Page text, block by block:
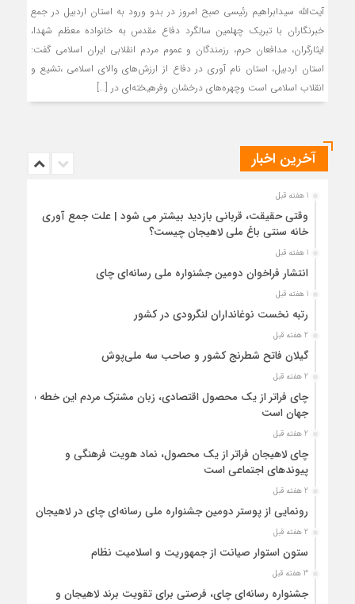
آیت‌الله سیدابراهیم رئیسی صبح امروز در بدو ورود به استان اردبیل در جمع
خبرنگاران با تبریک چهلمین سالگرد دفاع مقدس به خانواده معظم شهدا،
ایثارگران، مدافعان حرم، رزمندگان و عموم مردم انقلابی ایران اسلامی گفت:
استان اردبیل، استان نام آوری در دفاع از ارزش‌های والای اسلامی ،تشیع و
انقلاب اسلامی است وچهره‌های درخشان وفرهیخته‌ای در […]
آخرین اخبار
1 هفته قبل
وقتی حقیقت، قربانی بازدید بیشتر می شود | علت جمع آوری
خانه سنتی باغ ملی لاهیجان چیست؟
1 هفته قبل
انتشار فراخوان دومین جشنواره ملی رسانه‌ای چای
1 هفته قبل
رتبه نخست نوغانداران لنگرودی در کشور
2 هفته قبل
گیلان فاتح شطرنج کشور و صاحب سه ملی‌پوش
2 هفته قبل
چای فراتر از یک محصول اقتصادی، زبان مشترک مردم این خطه با
جهان است
2 هفته قبل
چای لاهیجان فراتر از یک محصول، نماد هویت فرهنگی و
پیوندهای اجتماعی است
2 هفته قبل
رونمایی از پوستر دومین جشنواره ملی رسانه‌ای چای در لاهیجان
2 هفته قبل
ستون استوار صیانت از جمهوریت و اسلامیت نظام
3 هفته قبل
جشنواره رسانه‌ای چای، فرصتی برای تقویت برند لاهیجان و